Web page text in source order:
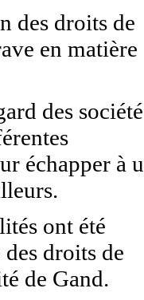
des droits de
en matière
des
échapper à
ont été
droits de
de Gand.